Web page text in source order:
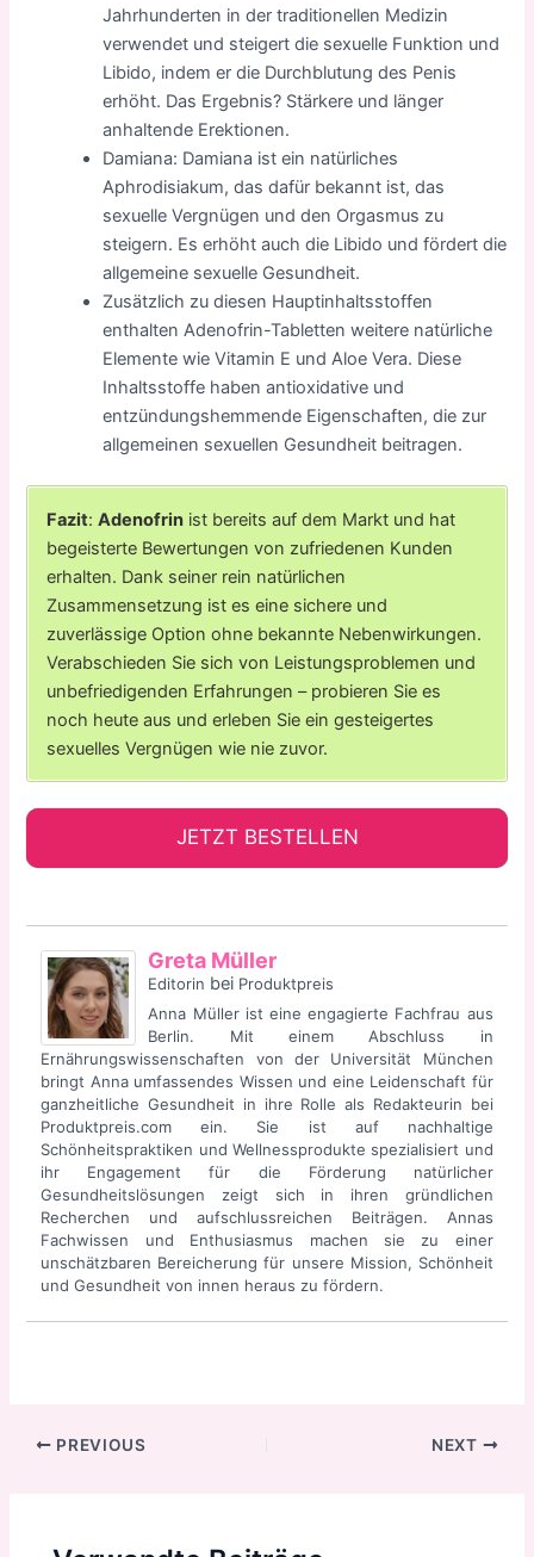
Jahrhunderten in der traditionellen Medizin
verwendet und steigert die sexuelle Funktion und
Libido, indem er die Durchblutung des Penis
erhöht. Das Ergebnis? Stärkere und länger
anhaltende Erektionen.
Damiana: Damiana ist ein natürliches
Aphrodisiakum, das dafür bekannt ist, das
sexuelle Vergnügen und den Orgasmus zu
steigern. Es erhöht auch die Libido und fördert die
allgemeine sexuelle Gesundheit.
Zusätzlich zu diesen Hauptinhaltsstoffen
enthalten Adenofrin-Tabletten weitere natürliche
Elemente wie Vitamin E und Aloe Vera. Diese
Inhaltsstoffe haben antioxidative und
entzündungshemmende Eigenschaften, die zur
allgemeinen sexuellen Gesundheit beitragen.
Fazit:Adenofrin ist bereits auf dem Markt und hat
begeisterte Bewertungen von zufriedenen Kunden
erhalten. Dank seiner rein natürlichen
Zusammensetzung ist es eine sichere und
zuverlässige Option ohne bekannte Nebenwirkungen.
Verabschieden Sie sich von Leistungsproblemen und
unbefriedigenden Erfahrungen – probieren Sie es
noch heute aus und erleben Sie ein gesteigertes
sexuelles Vergnügen wie nie zuvor.
JETZT BESTELLEN
Greta Müller
Editorin bei Produktpreis
Anna Müller ist eine engagierte Fachfrau aus
Berlin. Mit einem Abschluss in
Ernährungswissenschaften von der Universität München
bringt Anna umfassendes Wissen und eine Leidenschaft für
ganzheitliche Gesundheit in ihre Rolle als Redakteurin bei
Produktpreis.com ein. Sie ist auf nachhaltige
Schönheitspraktiken und Wellnessprodukte spezialisiert und
ihr Engagement für die Förderung natürlicher
Gesundheitslösungen zeigt sich in ihren gründlichen
Recherchen und aufschlussreichen Beiträgen. Annas
Fachwissen und Enthusiasmus machen sie zu einer
unschätzbaren Bereicherung für unsere Mission, Schönheit
und Gesundheit von innen heraus zu fördern.
Post
PREVIOUS NEXT